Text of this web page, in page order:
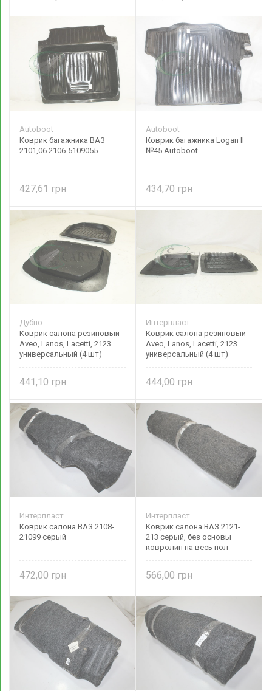
Autoboot
Коврик багажника ВАЗ
2101,06 2106-5109055
427,61
Autoboot
Коврик багажника Logan II
№45 Autoboot
434,70
Дубно
Коврик салона резиновый
Aveo, Lanos, Lacetti, 2123
универсальный (4 шт)
441,10
Интерпласт
Коврик салона резиновый
Aveo, Lanos, Lacetti, 2123
универсальный (4 шт)
444,00
Интерпласт
Коврик салона ВАЗ 2108-
21099 серый
472,00
Интерпласт
Коврик салона ВАЗ 2121-
213 серый, без основы
ковролин на весь пол
566,00